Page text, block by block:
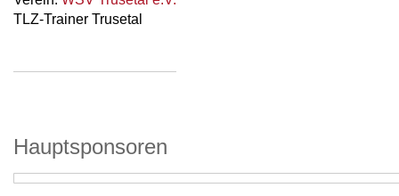
TLZ-Trainer Trusetal
Hauptsponsoren